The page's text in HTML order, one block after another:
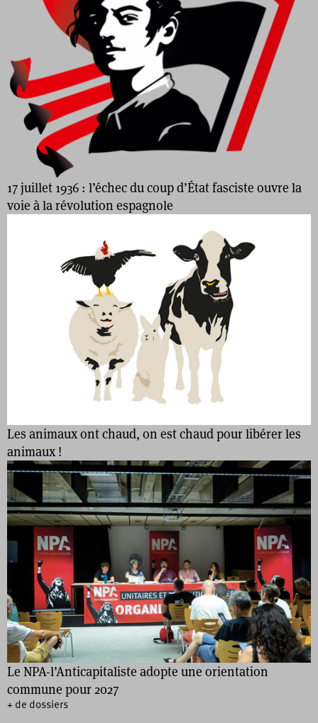
17 juillet 1936 : l’échec du coup d’État fasciste ouvre la
voie à la révolution espagnole
Les animaux ont chaud, on est chaud pour libérer les
animaux !
Le NPA-l’Anticapitaliste adopte une orientation
commune pour 2027
+ de dossiers